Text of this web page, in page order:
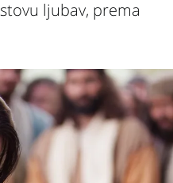
ljubav, prema